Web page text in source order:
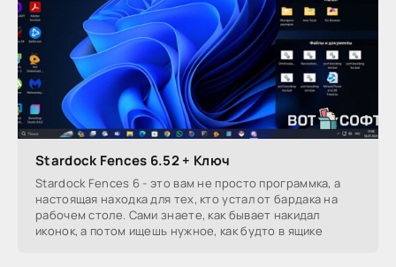
Stardock Fences 6.52 + Ключ
Stardock Fences 6 - это вам не просто программка, а
настоящая находка для тех, кто устал от бардака на
рабочем столе. Сами знаете, как бывает накидал
иконок, а потом ищешь нужное, как будто в ящике